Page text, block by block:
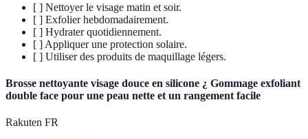
[ ] Nettoyer le visage matin et soir.
[ ] Exfolier hebdomadairement.
[ ] Hydrater quotidiennement.
[ ] Appliquer une protection solaire.
[ ] Utiliser des produits de maquillage légers.
Brosse nettoyante visage douce en silicone ¿ Gommage exfoliant
double face pour une peau nette et un rangement facile
Rakuten FR